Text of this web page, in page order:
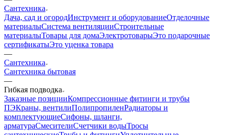
Сантехника
Дача, сад и огородИнструмент и оборудованиеОтделочные
материалыСистема вентиляцииСтроительные
материалыТовары для домаЭлектротоварыЭто подарочные
сертификатыЭто уценка товара
—
Сантехника
Сантехника бытовая
—
Гибкая подводка
Заказные позицииКомпрессионные фитинги и трубы
ПЭКраны, вентилиПолипропиленРадиаторы и
комплектующиеСифоны, шланги,
арматураСмесителиСчетчики водыТросы